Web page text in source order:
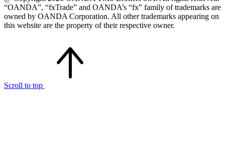
“OANDA”, “fxTrade” and OANDA’s “fx” family of trademarks are
owned by OANDA Corporation. All other trademarks appearing on
this website are the property of their respective owner.
Scroll to top